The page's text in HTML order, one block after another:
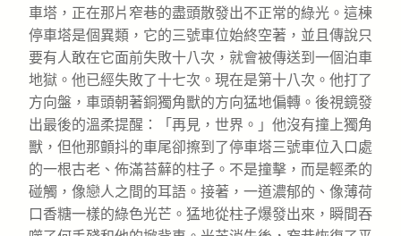
車塔，正在那片窄巷的盡頭散發出不正常的綠光。這棟
停車塔是個異類，它的三號車位始終空著，並且傳說只
要有人敢在它面前失敗十八次，就會被傳送到一個泊車
地獄。他已經失敗了十七次。現在是第十八次。他打了
方向盤，車頭朝著銅獨角獸的方向猛地偏轉。後視鏡發
出最後的溫柔提醒：「再見，世界。」他沒有撞上獨角
獸，但他那顫抖的車尾卻擦到了停車塔三號車位入口處
的一根古老、佈滿苔蘚的柱子。不是撞擊，而是輕柔的
碰觸，像戀人之間的耳語。接著，一道濃郁的、像薄荷
口香糖一樣的綠色光芒。猛地從柱子爆發出來，瞬間吞